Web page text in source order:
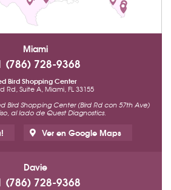
Miami
(786) 728-9368
Bird Shopping Center
Rd, Suite A, Miami, FL 33155
Bird Shopping Center (Bird Rd con 57th Ave)
al lado de Quest Diagnostics.
Ver en Google Maps
Davie
(786) 728-9368